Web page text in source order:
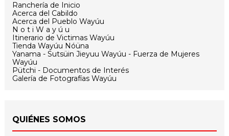
Ranchería de Inicio
Acerca del Cabildo
Acerca del Pueblo Wayúu
N o t i W a y ú u
Itinerario de Victimas Wayúu
Tienda Wayúu Nóüna
Yanama - Sutsüin Jieyuu Wayúu - Fuerza de Mujeres
Wayúu
Pütchi - Documentos de Interés
Galería de Fotografías Wayúu
QUIÉNES SOMOS